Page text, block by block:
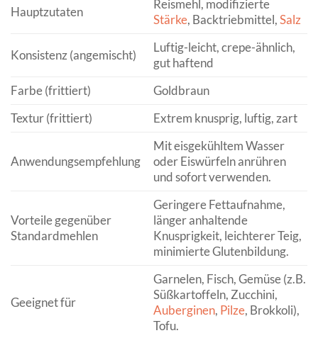
Hauptzutaten
Reismehl, modifizierte
Stärke, Backtriebmittel,Salz
Konsistenz (angemischt)
Luftig-leicht, crepe-ähnlich,
gut haftend
Farbe (frittiert)
Goldbraun
Textur (frittiert)
Extrem knusprig, luftig, zart
Anwendungsempfehlung
Mit eisgekühltem Wasser
oder Eiswürfeln anrühren
und sofort verwenden.
Vorteile gegenüber
Standardmehlen
Geringere Fettaufnahme,
länger anhaltende
Knusprigkeit, leichterer Teig,
minimierte Glutenbildung.
Geeignet für
Garnelen, Fisch, Gemüse (z.B.
Süßkartoffeln, Zucchini,
Auberginen, Pilze, Brokkoli),
Tofu.